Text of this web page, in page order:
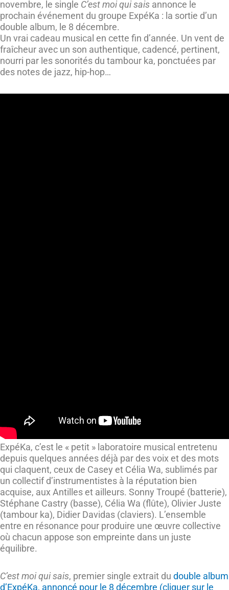
novembre, le single C’est moi qui sais annonce le
prochain événement du groupe ExpéKa : la sortie d’un
double album, le 8 décembre.
Un vrai cadeau musical en cette fin d’année. Un vent de
fraîcheur avec un son authentique, cadencé, pertinent,
nourri par les sonorités du tambour ka, ponctuées par
des notes de jazz, hip-hop…
ExpéKa, c’est le « petit » laboratoire musical entretenu
depuis quelques années déjà par des voix et des mots
qui claquent, ceux de Casey et Célia Wa, sublimés par
un collectif d’instrumentistes à la réputation bien
acquise, aux Antilles et ailleurs. Sonny Troupé (batterie),
Stéphane Castry (basse), Célia Wa (flûte), Olivier Juste
(tambour ka), Didier Davidas (claviers). L’ensemble
entre en résonance pour produire une œuvre collective
où chacun appose son empreinte dans un juste
équilibre.
C’est moi qui sais, premier single extrait du double album
d’ExpéKa, annoncé pour le 8 décembre (cliquer sur le